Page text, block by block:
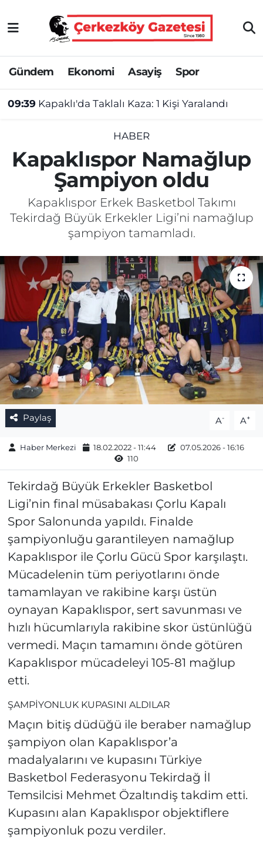
Gündem Ekonomi Asayiş Spor
09:39 Kapaklı'da Taklalı Kaza: 1 Kişi Yaralandı
HABER
Kapaklıspor Namağlup
Şampiyon oldu
Kapaklıspor Erkek Basketbol Takımı
Tekirdağ Büyük Erkekler Ligi’ni namağlup
şampiyon tamamladı.
Paylaş A- A+
Haber Merkezi 18.02.2022 - 11:44
07.05.2026 - 16:16
110
Tekirdağ Büyük Erkekler Basketbol
Ligi’nin final müsabakası Çorlu Kapalı
Spor Salonunda yapıldı. Finalde
şampiyonluğu garantileyen namağlup
Kapaklıspor ile Çorlu Gücü Spor karşılaştı.
Mücadelenin tüm periyotlarını önde
tamamlayan ve rakibine karşı üstün
oynayan Kapaklıspor, sert savunması ve
hızlı hücumlarıyla rakibine skor üstünlüğü
vermedi. Maçın tamamını önde götüren
Kapaklıspor mücadeleyi 105-81 mağlup
etti.
ŞAMPİYONLUK KUPASINI ALDILAR
Maçın bitiş düdüğü ile beraber namağlup
şampiyon olan Kapaklıspor’a
madalyalarını ve kupasını Türkiye
Basketbol Federasyonu Tekirdağ İl
Temsilcisi Mehmet Özaltındiş takdim etti.
Kupasını alan Kapaklıspor objektiflere
şampiyonluk pozu verdiler.
Asayiş
Ekonomi
Gündem
Kültür&Sanat
Manşet
SAĞLIK
Spor
Gizlilik Sözleşmesi
İletişim
Künye
Topluluk Kuralları
Yayın İlkeleri
Tekirdağ Nöbetçi Eczaneler
Tekirdağ Hava Durumu
Tekirdağ Namaz Vakitleri
Tekirdağ Trafik Yoğunluk Haritası
Süper Lig Puan Durumu ve Fikstür
Tüm Manşetler
Son Dakika Haberleri
Haber Arşivi